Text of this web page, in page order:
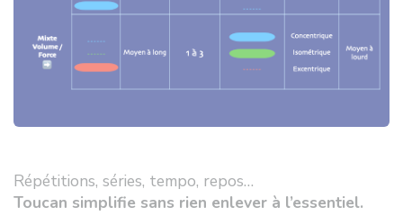
Répétitions, séries, tempo, repos…
Toucan simplifie sans rien enlever à l’essentiel.